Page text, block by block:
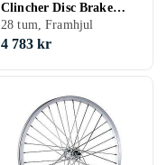
Clincher Disc Brake
Front Wheel
28 tum, Framhjul
4 783 kr